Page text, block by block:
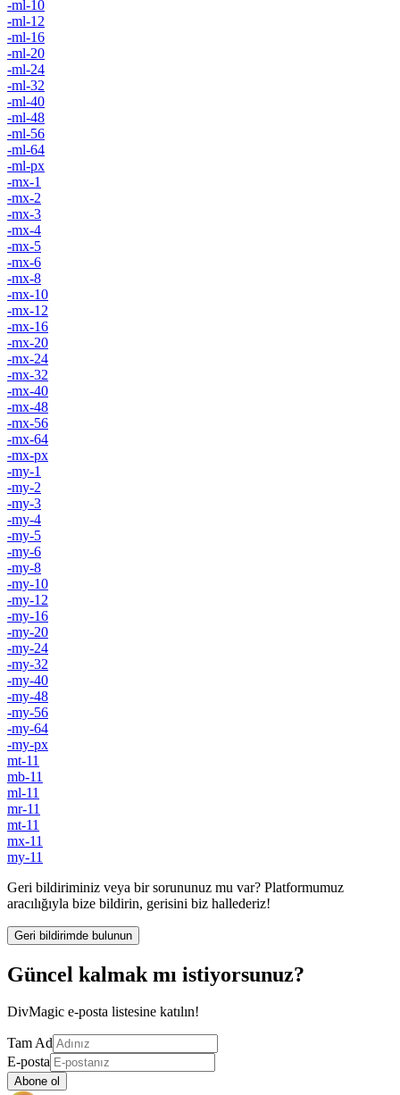
-ml-10
-ml-12
-ml-16
-ml-20
-ml-24
-ml-32
-ml-40
-ml-48
-ml-56
-ml-64
-ml-px
-mx-1
-mx-2
-mx-3
-mx-4
-mx-5
-mx-6
-mx-8
-mx-10
-mx-12
-mx-16
-mx-20
-mx-24
-mx-32
-mx-40
-mx-48
-mx-56
-mx-64
-mx-px
-my-1
-my-2
-my-3
-my-4
-my-5
-my-6
-my-8
-my-10
-my-12
-my-16
-my-20
-my-24
-my-32
-my-40
-my-48
-my-56
-my-64
-my-px
mt-11
mb-11
ml-11
mr-11
mt-11
mx-11
my-11
Geri bildiriminiz veya bir sorununuz mu var? Platformumuz
aracılığıyla bize bildirin, gerisini biz hallederiz!
Geri bildirimde bulunun
Güncel kalmak mı istiyorsunuz?
DivMagic e-posta listesine katılın!
Tam Ad
E-posta
Abone ol